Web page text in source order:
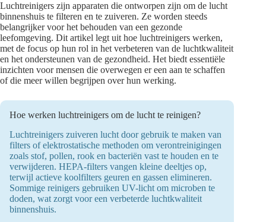
Luchtreinigers zijn apparaten die ontworpen zijn om de lucht
binnenshuis te filteren en te zuiveren. Ze worden steeds
belangrijker voor het behouden van een gezonde
leefomgeving. Dit artikel legt uit hoe luchtreinigers werken,
met de focus op hun rol in het verbeteren van de luchtkwaliteit
en het ondersteunen van de gezondheid. Het biedt essentiële
inzichten voor mensen die overwegen er een aan te schaffen
of die meer willen begrijpen over hun werking.
Hoe werken luchtreinigers om de lucht te reinigen?
Luchtreinigers zuiveren lucht door gebruik te maken van
filters of elektrostatische methoden om verontreinigingen
zoals stof, pollen, rook en bacteriën vast te houden en te
verwijderen. HEPA-filters vangen kleine deeltjes op,
terwijl actieve koolfilters geuren en gassen elimineren.
Sommige reinigers gebruiken UV-licht om microben te
doden, wat zorgt voor een verbeterde luchtkwaliteit
binnenshuis.